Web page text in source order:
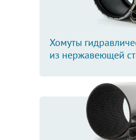
Хомуты
из нержавеющей